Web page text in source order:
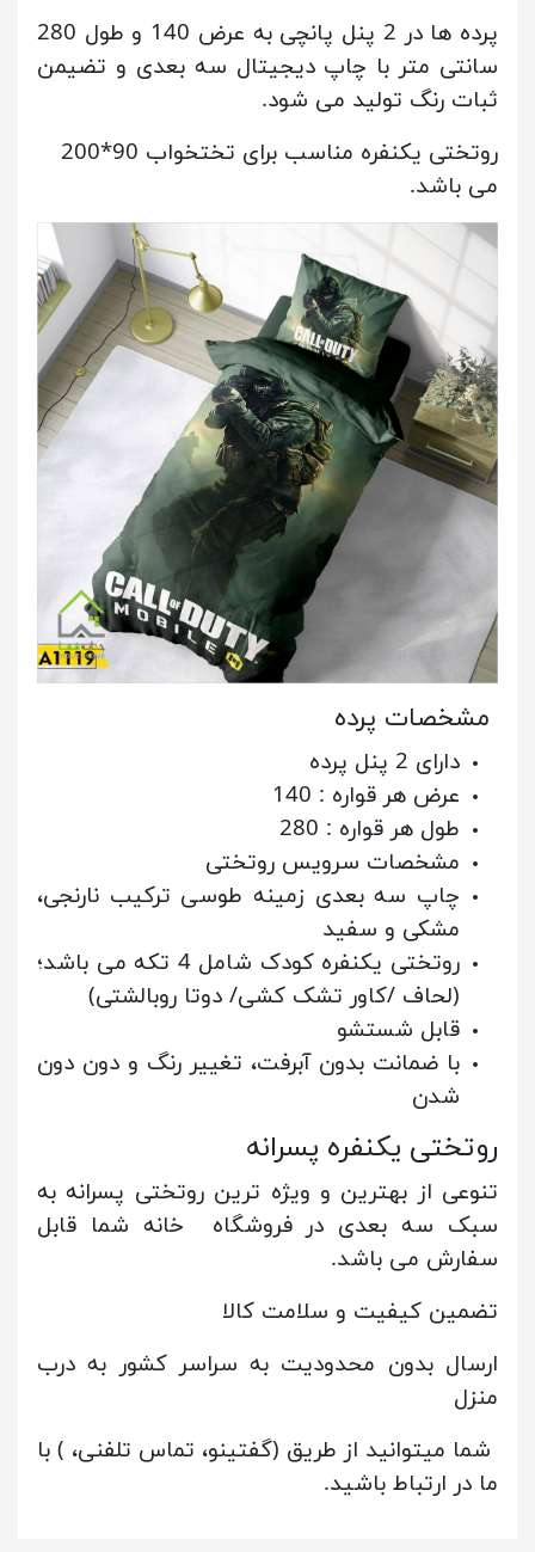
پرده ها در 2 پنل پانچی به عرض 140 و طول 280
سانتی متر با چاپ دیجیتال سه بعدی و تضیمن
ثبات رنگ تولید می شود.
روتختی یکنفره مناسب برای تختخواب 90*200
می باشد.
مشخصات پرده
دارای 2 پنل پرده
عرض هر قواره : 140
طول هر قواره : 280
مشخصات سرویس روتختی
چاپ سه بعدی زمینه طوسی ترکیب نارنجی،
مشکی و سفید
روتختی یکنفره کودک شامل 4 تکه می باشد؛
(لحاف /کاور تشک کشی/ دوتا روبالشتی)
قابل شستشو
با ضمانت بدون آبرفت، تغییر رنگ و دون دون
شدن
روتختی یکنفره پسرانه
تنوعی از بهترین و ویژه ترین روتختی پسرانه به
سبک سه بعدی در فروشگاه خانه شما قابل
سفارش می باشد.
تضمین کیفیت و سلامت کالا
ارسال بدون محدودیت به سراسر کشور به درب
منزل
شما میتوانید از طریق (گفتینو، تماس تلفنی، ) با
ما در ارتباط باشید.